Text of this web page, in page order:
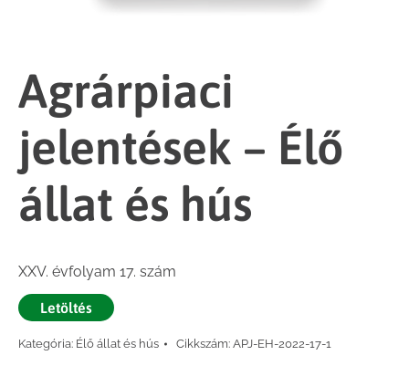
Agrárpiaci
jelentések – Élő
állat és hús
XXV. évfolyam 17. szám
Letöltés
Kategória: Élő állat és hús Cikkszám: APJ-EH-2022-17-1